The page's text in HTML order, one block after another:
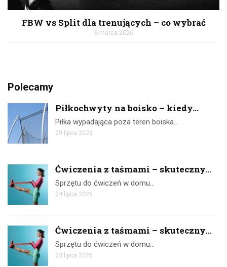
FBW vs Split dla trenujących – co wybrać
6 marca 2026
Polecamy
Piłkochwyty na boisko – kiedy...
Piłka wypadająca poza teren boiska…
29 lipca 2026
Ćwiczenia z taśmami – skuteczny...
Sprzętu do ćwiczeń w domu…
24 lipca 2026
Ćwiczenia z taśmami – skuteczny...
Sprzętu do ćwiczeń w domu…
23 lipca 2026